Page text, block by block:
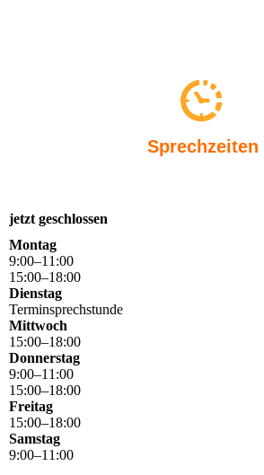
Sprechzeiten
jetzt geschlossen
Montag
9:00–11 :00
15:00–18:00
Dienstag
Terminsprechstunde
Mittwoch
15:00–18:00
Donnerstag
9:00–11 :00
15:00–18:00
Freitag
15:00–18:00
Samstag
9:00–11 :00